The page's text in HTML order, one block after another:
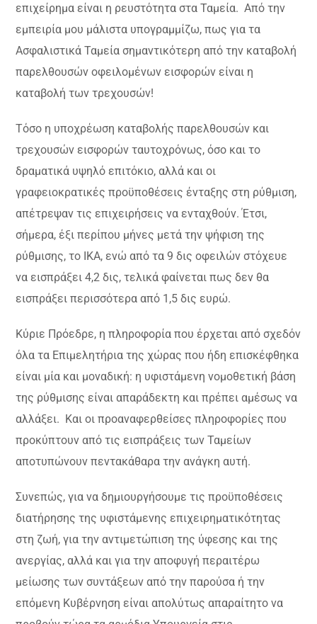
επιχείρημα είναι η ρευστότητα στα Ταμεία. Από την
εμπειρία μου μάλιστα υπογραμμίζω, πως για τα
Ασφαλιστικά Ταμεία σημαντικότερη από την καταβολή
παρελθουσών οφειλομένων εισφορών είναι η
καταβολή των τρεχουσών!
Τόσο η υποχρέωση καταβολής παρελθουσών και
τρεχουσών εισφορών ταυτοχρόνως, όσο και το
δραματικά υψηλό επιτόκιο, αλλά και οι
γραφειοκρατικές προϋποθέσεις ένταξης στη ρύθμιση,
απέτρεψαν τις επιχειρήσεις να ενταχθούν. Έτσι,
σήμερα, έξι περίπου μήνες μετά την ψήφιση της
ρύθμισης, το ΙΚΑ, ενώ από τα 9 δις οφειλών στόχευε
να εισπράξει 4,2 δις, τελικά φαίνεται πως δεν θα
εισπράξει περισσότερα από 1,5 δις ευρώ.
Κύριε Πρόεδρε, η πληροφορία που έρχεται από σχεδόν
όλα τα Επιμελητήρια της χώρας που ήδη επισκέφθηκα
είναι μία και μοναδική: η υφιστάμενη νομοθετική βάση
της ρύθμισης είναι απαράδεκτη και πρέπει αμέσως να
αλλάξει. Και οι προαναφερθείσες πληροφορίες που
προκύπτουν από τις εισπράξεις των Ταμείων
αποτυπώνουν πεντακάθαρα την ανάγκη αυτή.
Συνεπώς, για να δημιουργήσουμε τις προϋποθέσεις
διατήρησης της υφιστάμενης επιχειρηματικότητας
στη ζωή, για την αντιμετώπιση της ύφεσης και της
ανεργίας, αλλά και για την αποφυγή περαιτέρω
μείωσης των συντάξεων από την παρούσα ή την
επόμενη Κυβέρνηση είναι απολύτως απαραίτητο να